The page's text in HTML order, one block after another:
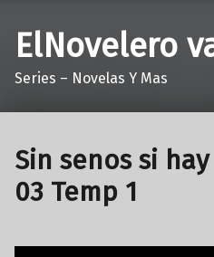
ElNovelero
Series – Novelas Y Mas
Sin senos si
03 Temp 1